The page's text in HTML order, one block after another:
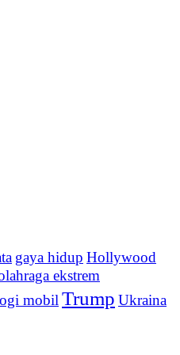
gaya hidup Hollywood
ekstrem
mobil Trump Ukraina